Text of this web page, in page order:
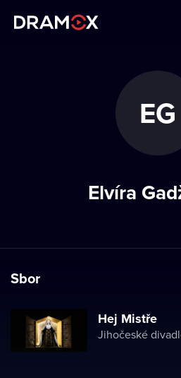
EG
Elvíra
Sbor
Hej Mistře
Jihočeské